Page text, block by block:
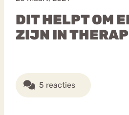
DIT HELPT OM
ZIJN IN
5 reacties